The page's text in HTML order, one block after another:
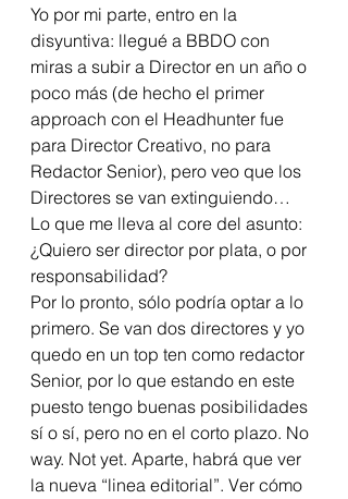
Yo por mi parte, entro en la
disyuntiva: llegué a BBDO con
miras a subir a Director en un año o
poco más (de hecho el primer
approach con el Headhunter fue
para Director Creativo, no para
Redactor Senior), pero veo que los
Directores se van extinguiendo…
Lo que me lleva al core del asunto:
¿Quiero ser director por plata, o por
responsabilidad?
Por lo pronto, sólo podría optar a lo
primero. Se van dos directores y yo
quedo en un top ten como redactor
Senior, por lo que estando en este
puesto tengo buenas posibilidades
sí o sí, pero no en el corto plazo. No
way. Not yet. Aparte, habrá que ver
la nueva “linea editorial”. Ver cómo